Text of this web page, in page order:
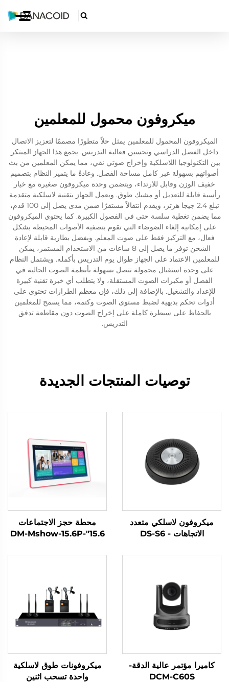

ميكروفون محمول للمعلمين
الميكروفون المحمول للمعلمين يمثل حلاً متطورًا مصممًا لتعزيز الاتصال
داخل الفصل الدراسي وتحسين فعالية التدريس. يجمع هذا الجهاز المبتكر
بين التكنولوجيا اللاسلكية وإخراج صوتي نقي، مما يمكن المعلمين من بث
أصواتهم بسهولة عبر كامل مساحة الفصل. وعادةً ما يتميز النظام بتصميم
خفيف الوزن وقابل للارتداء، ويتضمن وحدة ميكروفون صغيرة مع خيار
رأسية قابلة للتعديل أو مشبك طوق. ويعمل الجهاز بتقنية لاسلكية متقدمة
تبلغ 2.4 جيجا هرتز، ويقدم انتقالاً مستقرًا ضمن مدى يصل إلى 100 قدم،
مما يضمن تغطية سلسة حتى في الفصول الكبيرة. كما يحتوي الميكروفون
على إمكانية إلغاء الضوضاء التي تقوم بتصفية الأصوات المحيطة بشكل
فعال، مع التركيز فقط على صوت المعلم. وبفضل بطارية قابلة لإعادة
الشحن توفر ما يصل إلى 8 ساعات من الاستخدام المستمر، يمكن
للمعلمين الاعتماد على الجهاز طوال يوم التدريس بأكمله. ويشتمل النظام
على وحدة استقبال محمولة تتصل بسهولة بأنظمة الصوت الحالية في
الفصل أو مكبرات الصوت المستقلة، ولا يتطلب أي خبرة تقنية كبيرة
للإعداد والتشغيل. بالإضافة إلى ذلك، فإن معظم الطرازات تحتوي على
أدوات تحكم بديهية لضبط مستوى الصوت وكتمه، مما يسمح للمعلمين
بالحفاظ على سيطرة كاملة على إخراج الصوت دون مقاطعة تدفق
التدريس.
توصيات المنتجات الجديدة
ميكروفون لاسلكي متعدد
الاتجاهات - DS-S6
محطة حجز الاجتماعات
15.6"-DM-Mshow-15.6P
كاميرا مؤتمر عالية الدقة-
DCM-C60S
ميكروفونات طوق لاسلكية
واحدة تسحب اثنين